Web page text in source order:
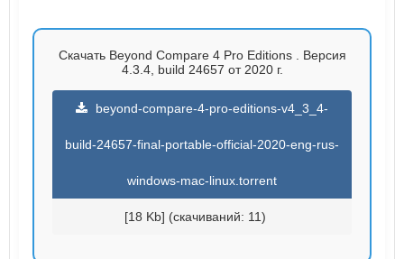
Скачать Beyond Compare 4 Pro Editions . Версия
4.3.4, build 24657 от 2020 г.
beyond-compare-4-pro-editions-v4_3_4-
build-24657-final-portable-official-2020-eng-rus-
windows-mac-linux.torrent
[18 Kb] (cкачиваний: 11)